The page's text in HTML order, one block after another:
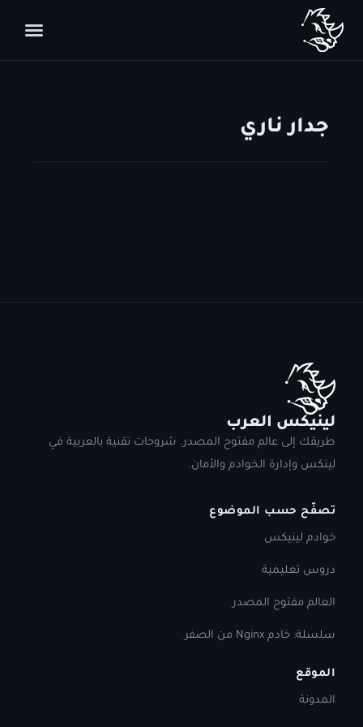
جدار ناري
لينيكس العرب
طريقك إلى عالم مفتوح المصدر. شروحات تقنية بالعربية في
لينكس وإدارة الخوادم والأمان.
تصفّح حسب الموضوع
خوادم لينيكس
دروس تعليمية
العالم مفتوح المصدر
سلسلة: خادم Nginx من الصفر
الموقع
المدونة